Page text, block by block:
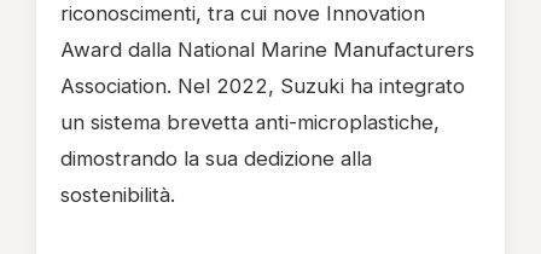
riconoscimenti, tra cui nove Innovation
Award dalla National Marine Manufacturers
Association. Nel 2022, Suzuki ha integrato
un sistema brevetta anti-microplastiche,
dimostrando la sua dedizione alla
sostenibilità.